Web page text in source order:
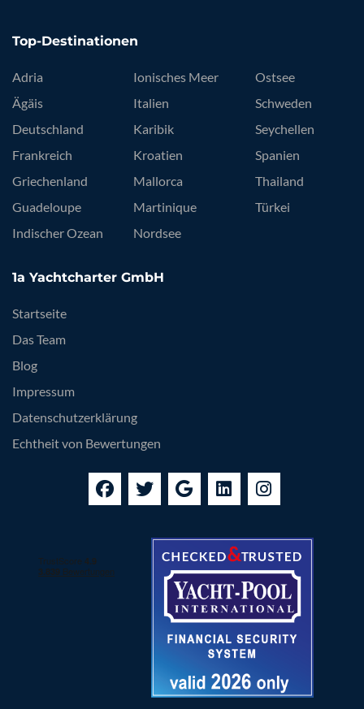
Top-Destinationen
Adria
Ägäis
Deutschland
Frankreich
Griechenland
Guadeloupe
Indischer Ozean
Ionisches Meer
Italien
Karibik
Kroatien
Mallorca
Martinique
Nordsee
Ostsee
Schweden
Seychellen
Spanien
Thailand
Türkei
1a Yachtcharter GmbH
Startseite
Das Team
Blog
Impressum
Datenschutzerklärung
Echtheit von Bewertungen